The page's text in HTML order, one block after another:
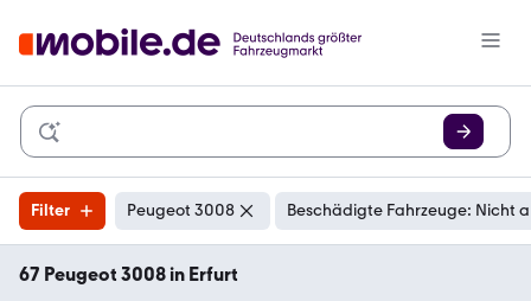
Filter Peugeot 3008 Beschädigte Fahrzeuge: Nicht
67 Peugeot 3008 in Erfurt